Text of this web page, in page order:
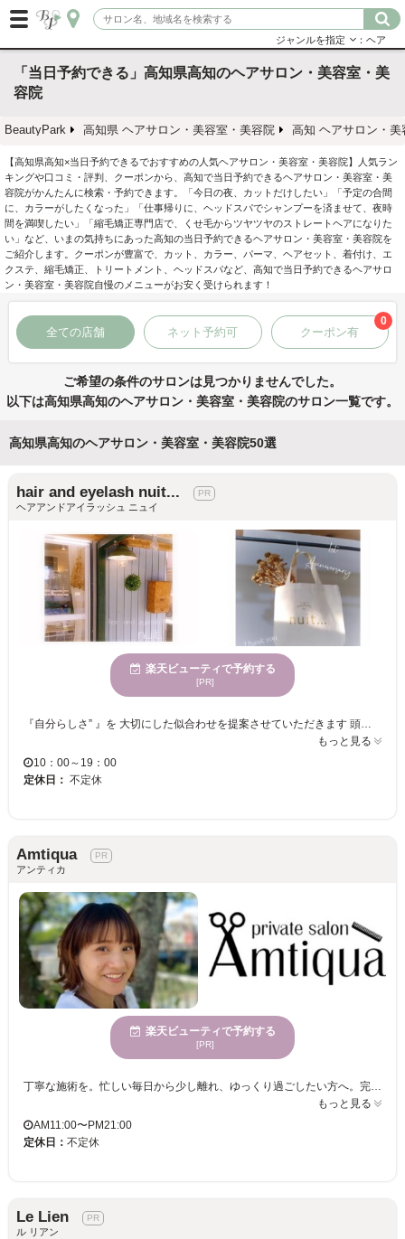
ジャンルを指定 ：ヘア
「当日予約できる」高知県高知のヘアサロン・美容室・美
容院
BeautyPark 高知県 ヘアサロン・美容室・美容院 高知 ヘアサロン・美
【高知県高知×当日予約できるでおすすめの人気ヘアサロン・美容室・美容院】人気ラン
キングや口コミ・評判、クーポンから、高知で当日予約できるヘアサロン・美容室・美
容院がかんたんに検索・予約できます。「今日の夜、カットだけしたい」「予定の合間
に、カラーがしたくなった」「仕事帰りに、ヘッドスパでシャンプーを済ませて、夜時
間を満喫したい」「縮毛矯正専門店で、くせ毛からツヤツヤのストレートヘアになりた
い」など、いまの気持ちにあった高知の当日予約できるヘアサロン・美容室・美容院を
ご紹介します。クーポンが豊富で、カット、カラー、パーマ、ヘアセット、着付け、エ
クステ、縮毛矯正、トリートメント、ヘッドスパなど、高知で当日予約できるヘアサロ
ン・美容室・美容院自慢のメニューがお安く受けられます！
全ての店舗 ネット予約可 クーポン有
0
ご希望の条件のサロンは見つかりませんでした。
以下は高知県高知のヘアサロン・美容室・美容院のサロン一覧です。
高知県高知のヘアサロン・美容室・美容院50選
hair and eyelash nuit...
ヘアアンドアイラッシュ ニュイ
楽天ビューティで予約する
[PR]
『自分らしさ” 』を 大切にした似合わせを提案させていただきます 頭皮や髪の毛に優しい厳選薬剤 ◎小顔に見える ◎朝が楽 ◎トレンド ◎垢抜けヘア ◎くせ毛改善 ◎明るい白染 ◎ダメージレス ◎ダブルブリーチ 完全予約制 〖デザインカラー＊高発色カラー＊艶髪改善＊美髪ケア＊ケアブリーチ＊初めての方も通いやすいサロン＊丁寧なカウンセリング〗 ご予約について 楽天ビューティ以外の予約入ってるお時間は”ご予約確定後” 日時変更お願いさせていただきます よろしくお願いいたします ⭐︎首が痛くなりにくいフルフラットのシャンプー台 ⭐︎空気清浄 エアドッグ プラズマクラスター 有 マスクでの施術もOK 駐車場有 事前カウンセリング ご予約時間ご相談などこちらよりお願いします♩ ⭐︎LINE⇒@395zwwuy ⭐︎hair.nuit@gmail.com
もっと見る
10：00～19：00
定休日： 不定休
Amtiqua
アンティカ
楽天ビューティで予約する
[PR]
丁寧な施術を。忙しい毎日から少し離れ、ゆっくり過ごしたい方へ。完全個室の空間で、お一人おひとりに合わせた施術をご提供しています。オーガニックカラーとこだわりのケアで、髪と頭皮を整え持ちの良さと美しい質感を大切にしています。
もっと見る
AM11:00〜PM21:00
定休日： 不定休
Le Lien
ル リアン